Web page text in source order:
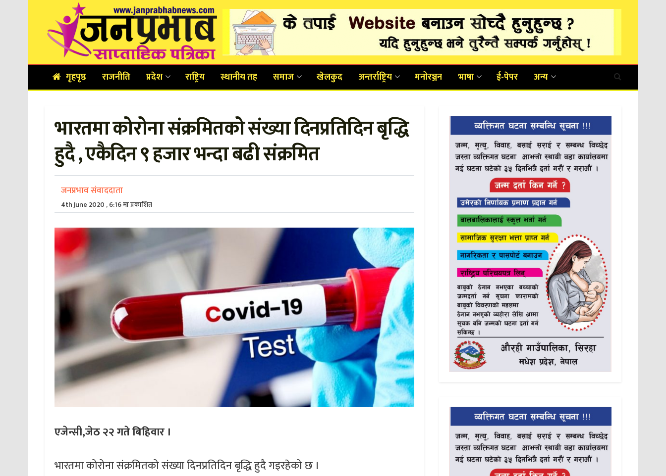
गृहपृष्ठ राजनीति प्रदेश राष्ट्रिय स्थानीय तह समाज खेलकुद अन्तर्राष्ट्रिय मनोरञ्जन भाषा ई-पेपर अन्य
भारतमा कोरोना संक्रमितको संख्या दिनप्रतिदिन बृद्धि
हुदै , एकैदिन ९ हजार भन्दा बढी संक्रमित
जनप्रभाव संवाददाता
4th June 2020 , 6:16 मा प्रकाशित
एजेन्सी,जेठ२२ गते बिहिवार ।
भारतमा कोरोना संक्रमितको संख्या दिनप्रतिदिन बृद्धि हुदै गइरहेको छ ।